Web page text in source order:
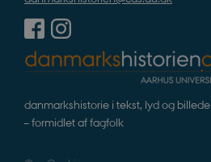
danmarkshistorie i tekst, lyd og billede
– formidlet af fagfolk
CookieScriptConsent